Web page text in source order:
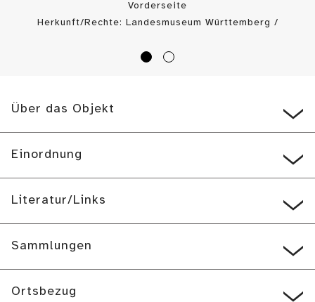
Vorderseite
Herkunft/Rechte: Landesmuseum Württemberg /
Über das Objekt
Einordnung
Literatur/Links
Sammlungen
Ortsbezug